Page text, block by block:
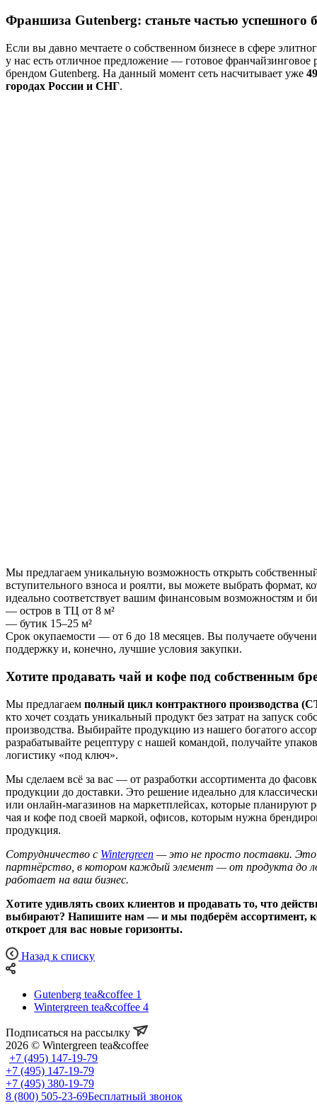
Франшиза Gutenberg: станьте частью успешного
Если вы давно мечтаете о собственном бизнесе в сфере
у нас есть отличное предложение — готовое франчайзинговое
брендом Gutenberg. На данный момент сеть насчитывает уже
городах России и СНГ.
Мы предлагаем уникальную возможность открыть
вступительного взноса и роялти, вы можете выбрать формат,
идеально соответствует вашим финансовым возможностям и
— остров в ТЦ от 8 м²
— бутик 15–25 м²
Срок окупаемости — от 6 до 18 месяцев. Вы получаете
поддержку и, конечно, лучшие условия закупки.
Хотите продавать чай и кофе под собственным
Мы предлагаем полный цикл контрактного производства
кто хочет создать уникальный продукт без затрат на запуск
производства. Выбирайте продукцию из нашего богатого
разрабатывайте рецептуру с нашей командой, получайте
логистику «под ключ».
Мы сделаем всё за вас — от разработки ассортимента до
продукции до доставки. Это решение идеально для
или онлайн-магазинов на маркетплейсах, которые планируют
чая и кофе под своей маркой, офисов, которым нужна
продукция.
Сотрудничество с Wintergreen — это не просто поставки. Это
партнёрство, в котором каждый элемент — от продукта до
работает на ваш бизнес.
Хотите удивлять своих клиентов и продавать то, что
выбирают? Напишите нам — и мы подберём ассортимент,
откроет для вас новые горизонты.
Назад к списку
Gutenberg tea&coffee 1
Wintergreen tea&coffee 4
Подписаться на рассылку
2026 © Wintergreen tea&coffee
+7 (495) 147-19-79
+7 (495) 147-19-79
+7 (495) 380-19-79
8 (800) 505-23-69Бесплатный звонок